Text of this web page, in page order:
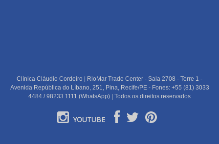
Clínica Cláudio Cordeiro | RioMar Trade Center - Sala 2708 - Torre 1 -
Avenida República do Líbano, 251, Pina, Recife/PE - Fones: +55 (81) 3033
4484 / 98233 1111 (WhatsApp) | Todos os direitos reservados
YOUTUBE